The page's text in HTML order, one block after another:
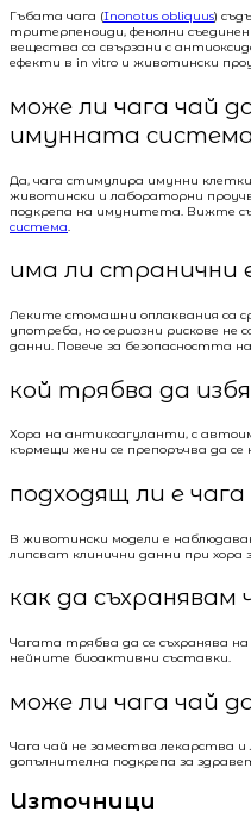
Гъбата чага (Inonotus obliquus)
тритерпеноиди, фенолни
вещества са свързани с
ефекти в in vitro и животински
може ли чага чай
имунната
Да, чага стимулира имунни
животински и лабораторни
подкрепа на имунитета. Вижте
система.
има ли странични
Леките стомашни оплаквания са
употреба, но сериозни рискове
данни. Повече за безопасността
кой трябва да
Хора на антикоагуланти, с
кърмещи жени се препоръчва да
подходящ ли е
В животински модели е
липсват клинични данни при хора
как да съхранявам
Чагата трябва да се съхранява
нейните биоактивни съставки.
може ли чага чай
Чага чай не замества лекарства и
допълнителна подкрепа за
Източници